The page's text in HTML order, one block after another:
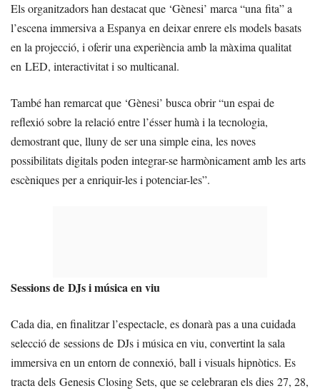
Els organitzadors han destacat que ‘Gènesi’ marca “una fita” a
l’escena immersiva a Espanya en deixar enrere els models basats
en la projecció, i oferir una experiència amb la màxima qualitat
en LED, interactivitat i so multicanal.
També han remarcat que ‘Gènesi’ busca obrir “un espai de
reflexió sobre la relació entre l’ésser humà i la tecnologia,
demostrant que, lluny de ser una simple eina, les noves
possibilitats digitals poden integrar-se harmònicament amb les arts
escèniques per a enriquir-les i potenciar-les”.
Sessions de DJs i música en viu
Cada dia, en finalitzar l’espectacle, es donarà pas a una cuidada
selecció de sessions de DJs i música en viu, convertint la sala
immersiva en un entorn de connexió, ball i visuals hipnòtics. Es
tracta dels Genesis Closing Sets, que se celebraran els dies 27, 28,